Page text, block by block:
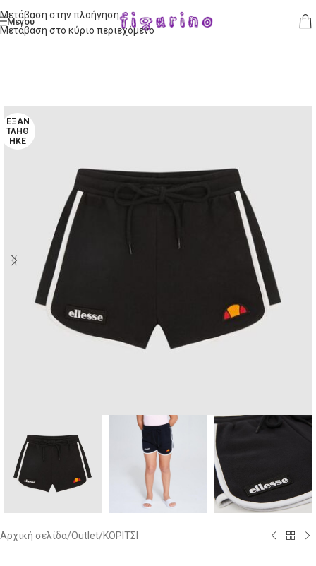
Μετάβαση στην πλοήγηση
Μετάβαση στο κύριο περιεχόμενο
Μενού
ΕΞΑΝ
ΤΛΉΘ
ΗΚΕ
Αρχική σελίδα/Outlet/ΚΟΡΙΤΣΙ